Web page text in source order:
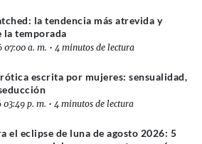
la tendencia más atrevida y
la temporada
07:00 a. m. • 4 minutos de lectura
escrita por mujeres: sensualidad,
03:49 p. m. • 4 minutos de lectura
el eclipse de luna de agosto 2026: 5